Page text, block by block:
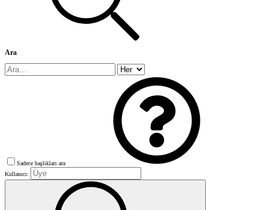
Ara
Sadece başlıkları ara
Kullanıcı: